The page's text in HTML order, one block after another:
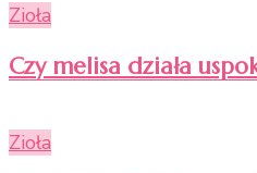
Zioła
Czy melisa działa
Zioła